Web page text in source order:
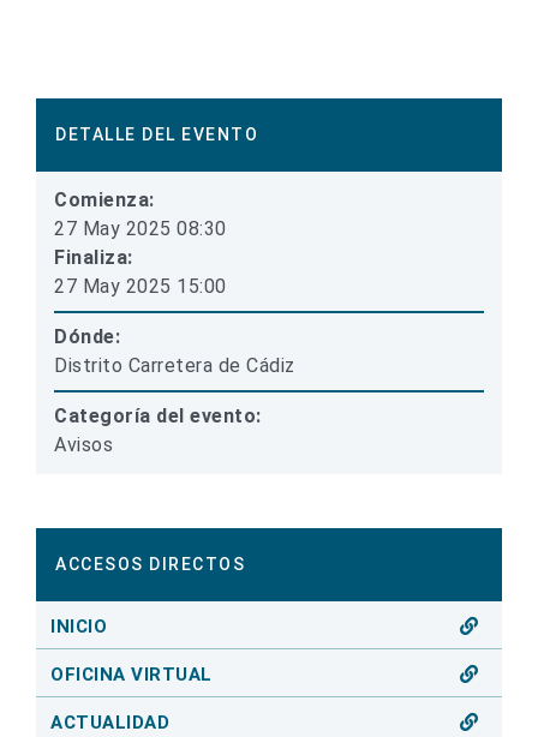
DETALLE DEL EVENTO
Comienza:
27 May 2025 08:30
Finaliza:
27 May 2025 15:00
Dónde:
Distrito Carretera de Cádiz
Categoría del evento:
Avisos
ACCESOS DIRECTOS
INICIO
OFICINA VIRTUAL
ACTUALIDAD